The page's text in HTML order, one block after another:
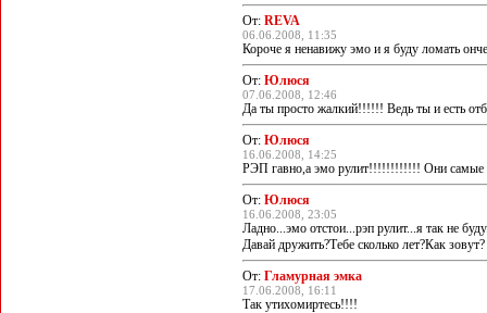
От: REVA
06.06.2008, 11:35
Короче я ненавижу эмо и я буду ломать
От: Юлюся
07.06.2008, 12:46
Да ты просто жалкий!!!!!! Ведь ты и
От: Юлюся
16.06.2008, 14:25
РЭП гавно,а эмо рулит!!!!!!!!!!!! Они
От: Юлюся
16.06.2008, 23:05
Ладно...эмо отстои...рэп рулит...я так не
Давай дружить?Тебе сколько лет?Как
От: Гламурная эмка
17.06.2008, 16:11
Так утихомиртесь!!!!